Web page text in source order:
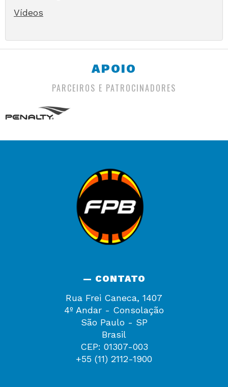
Vídeos
APOIO
PARCEIROS E PATROCINADORES
— CONTATO
Rua Frei Caneca, 1407
4º Andar - Consolação
São Paulo - SP
Brasil
CEP: 01307-003
+55 (11) 2112-1900